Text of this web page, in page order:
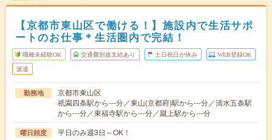
【京都市東山区で働ける！】施設内で生活サポ
ートのお仕事＊生活圏内で完結！
職種未経験OK 交通費別途支給あり 土日祝日が休み WEB登録OK
派遣
勤務地
京都市東山区
祇園四条駅から---分／東山(京都府)駅から---分／清水五条駅
から---分／東福寺駅から---分／蹴上駅から---分
曜日頻度 平日のみ週3日～OK！